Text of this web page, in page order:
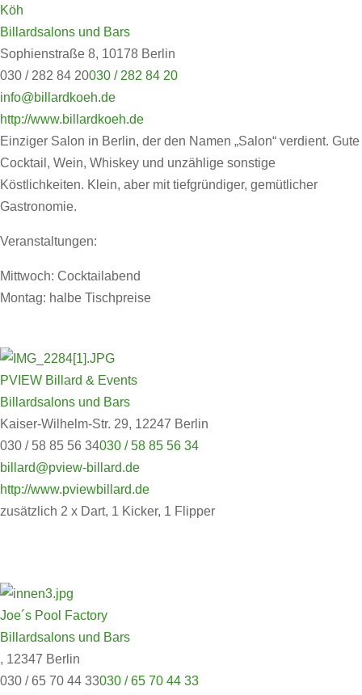
Köh
Billardsalons und Bars
Sophienstraße 8, 10178 Berlin
030 / 282 84 20030 / 282 84 20
info@billardkoeh.de
http://www.billardkoeh.de
Einziger Salon in Berlin, der den Namen „Salon“ verdient. Gute
Cocktail, Wein, Whiskey und unzählige sonstige
Köstlichkeiten. Klein, aber mit tiefgründiger, gemütlicher
Gastronomie.
Veranstaltungen:
Mittwoch: Cocktailabend
Montag: halbe Tischpreise
PVIEW Billard & Events
Billardsalons und Bars
Kaiser-Wilhelm-Str. 29, 12247 Berlin
030 / 58 85 56 34030 / 58 85 56 34
billard@pview-billard.de
http://www.pviewbillard.de
zusätzlich 2 x Dart, 1 Kicker, 1 Flipper
Joe´s Pool Factory
Billardsalons und Bars
, 12347 Berlin
030 / 65 70 44 33030 / 65 70 44 33